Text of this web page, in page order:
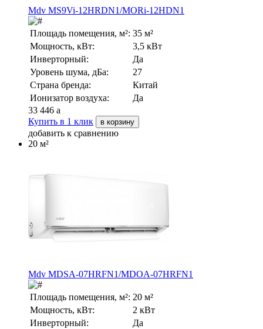
Mdv MS9Vi-12HRDN1/MORi-12HDN1
Площадь помещения, м²: 35 м²
Мощность, кВт:
3,5 кВт
Инверторный:
Да
Уровень шума, дБа:
27
Страна бренда:
Китай
Ионизатор воздуха:
Да
33 446 a
Купить в 1 клик
в корзину
добавить к сравнению
20 м²
Mdv MDSA-07HRFN1/MDOA-07HRFN1
Площадь помещения, м²: 20 м²
Мощность, кВт:
2 кВт
Инверторный:
Да